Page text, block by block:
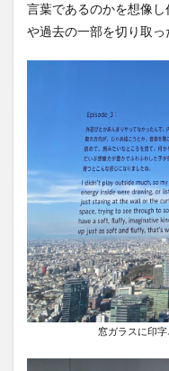
言葉であるのかを想像
や過去の一部を切り取っ
窓ガラスに印